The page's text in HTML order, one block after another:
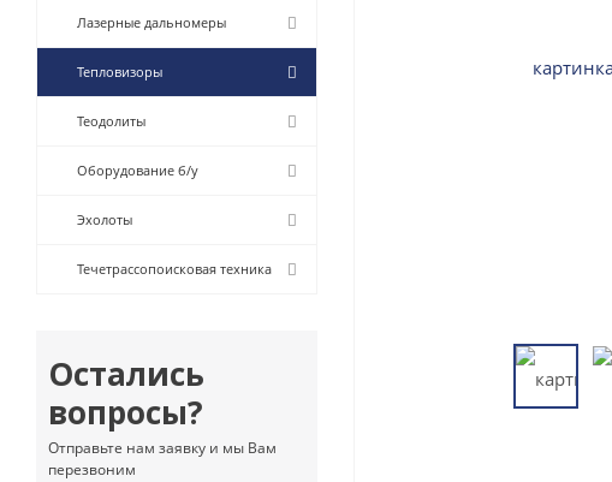
Лазерные дальномеры
Тепловизоры
Теодолиты
Оборудование б/у
Эхолоты
Течетрассопоисковая техника
Остались
вопросы?
Отправьте нам заявку и мы Вам
перезвоним